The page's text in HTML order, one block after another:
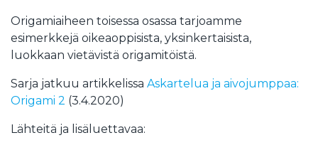
Origamiaiheen toisessa osassa tarjoamme
esimerkkejä oikeaoppisista, yksinkertaisista,
luokkaan vietävistä origamitöistä.
Sarja jatkuu artikkelissa Askartelua ja aivojumppaa:
Origami 2 (3.4.2020)
Lähteitä ja lisäluettavaa: